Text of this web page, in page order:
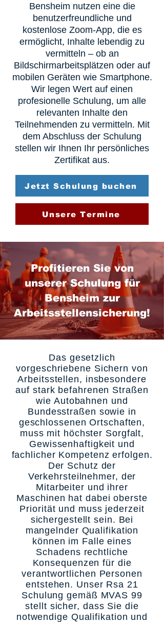
Bensheim nutzen eine die
benutzerfreundliche und
kostenlose Zoom-App, die es
ermöglicht, Inhalte lebendig zu
vermitteln – ob an
Bildschirmarbeitsplätzen oder auf
mobilen Geräten wie Smartphone.
Wir legen Wert auf einen
profesionelle Schulung, um alle
relevanten Inhalte den
Teilnehmenden zu vermitteln. Mit
dem Abschluss der Schulung
stellen wir Ihnen Ihr persönliches
Zertifikat aus.
Jetzt Schulung buchen
Unsere Termine
Profitieren Sie von
unserer Schulung für
Bensheim zur
Arbeitsstellensicherung!
Das gesetzlich
vorgeschriebene Sichern von
Arbeitsstellen, insbesondere
auf stark befahrenen Straßen
wie Autobahnen und
Bundesstraßen sowie in
geschlossenen Ortschaften,
muss mit höchster Sorgfalt,
Gewissenhaftigkeit und
fachlicher Kompetenz erfolgen.
Der Schutz der
Verkehrsteilnehmer, der
Mitarbeiter und ihrer
Maschinen hat dabei oberste
Priorität und muss jederzeit
sichergestellt sein. Bei
mangelnder Qualifikation
können im Falle eines
Schadens rechtliche
Konsequenzen für die
verantwortlichen Personen
entstehen. Unser Rsa 21
Schulung gemäß MVAS 99
stellt sicher, dass Sie die
notwendige Qualifikation und